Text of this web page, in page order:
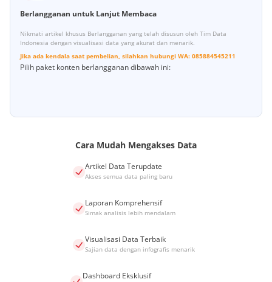
Berlangganan untuk Lanjut Membaca
Nikmati artikel khusus Berlangganan yang telah disusun oleh Tim Data
Indonesia dengan visualisasi data yang akurat dan menarik.
Jika ada kendala saat pembelian, silahkan hubungi WA: 085884545211
Pilih paket konten berlangganan dibawah ini:
Cara Mudah Mengakses Data
Artikel Data Terupdate
Akses semua data paling baru
Laporan Komprehensif
Simak analisis lebih mendalam
Visualisasi Data Terbaik
Sajian data dengan infografis menarik
Dashboard Eksklusif